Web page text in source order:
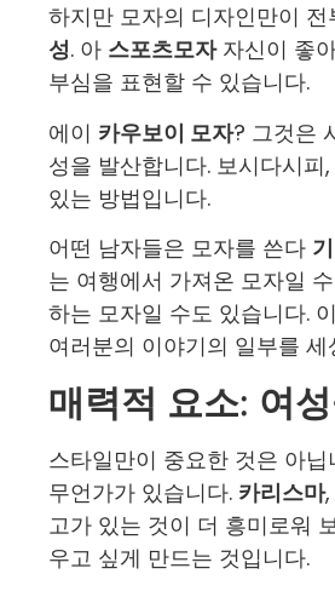
하지만 모자의 디자인만이
성. 아 스포츠모자자신이 좋
부심을 표현할 수 있습니다.
에이 카우보이 모자? 그것은
성을 발산합니다. 보시다시피
있는 방법입니다.
어떤 남자들은 모자를 쓴다
는 여행에서 가져온 모자일
하는 모자일 수도 있습니다.
여러분의 이야기의 일부를
매력적 요소: 여
스타일만이 중요한 것은 아닙
무언가가 있습니다. 카리스마
고가 있는 것이 더 흥미로워
우고 싶게 만드는 것입니다.